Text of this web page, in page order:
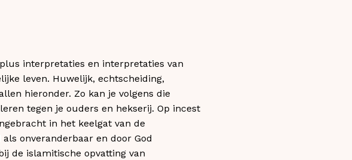
interpretaties en interpretaties van
leven. Huwelijk, echtscheiding,
hieronder. Zo kan je volgens die
tegen je ouders en hekserij. Op incest
in het keelgat van de
onveranderbaar en door God
de islamitische opvatting van